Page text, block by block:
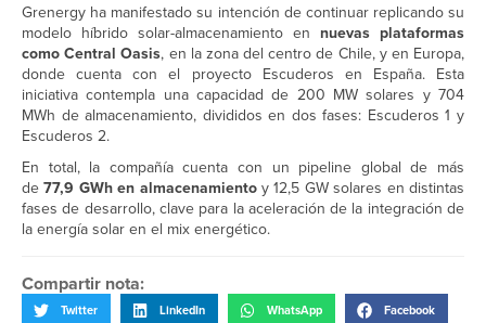
Grenergy ha manifestado su intención de continuar replicando su
modelo híbrido solar-almacenamiento en nuevas plataformas
como Central Oasis, en la zona del centro de Chile, y en Europa,
donde cuenta con el proyecto Escuderos en España. Esta
iniciativa contempla una capacidad de 200 MW solares y 704
MWh de almacenamiento, divididos en dos fases: Escuderos 1 y
Escuderos 2.
En total, la compañía cuenta con un pipeline global de más
de77,9 GWh en almacenamientoy 12,5 GW solares en distintas
fases de desarrollo, clave para la aceleración de la integración de
la energía solar en el mix energético.
Compartir nota:
Twitter LinkedIn WhatsApp Facebook